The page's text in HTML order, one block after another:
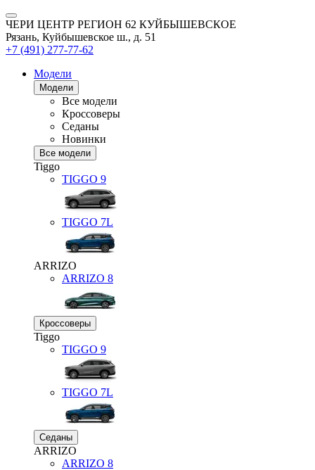
ЧЕРИ ЦЕНТР РЕГИОН 62 КУЙБЫШЕВСКОЕ
Рязань, Куйбышевское ш., д. 51
+7 (491) 277-77-62
Модели
Модели
Все модели
Кроссоверы
Седаны
Новинки
Все модели
Tiggo
TIGGO 9
TIGGO 7L
ARRIZO
ARRIZO 8
Кроссоверы
Tiggo
TIGGO 9
TIGGO 7L
Седаны
ARRIZO
ARRIZO 8